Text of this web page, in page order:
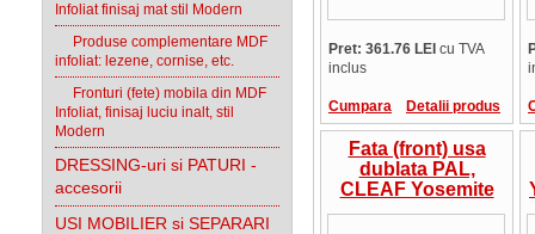
Infoliat finisaj mat stil Modern
Produse complementare MDF
infoliat: lezene, cornise, etc.
Fronturi (fete) mobila din MDF
Infoliat, finisaj luciu inalt, stil
Modern
DRESSING-uri si PATURI -
accesorii
USI MOBILIER si SEPARARI
Pret: 361.76 LEI cu TVA
inclus
Cumpara Detalii produs
Fata (front) usa
dublata PAL,
CLEAF Yosemite
S013, Old Jack, 36